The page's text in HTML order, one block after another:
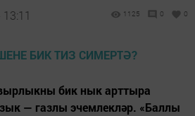
1125 0 0
бик нык арттыра
— газлы эчемлекләр. «Баллы